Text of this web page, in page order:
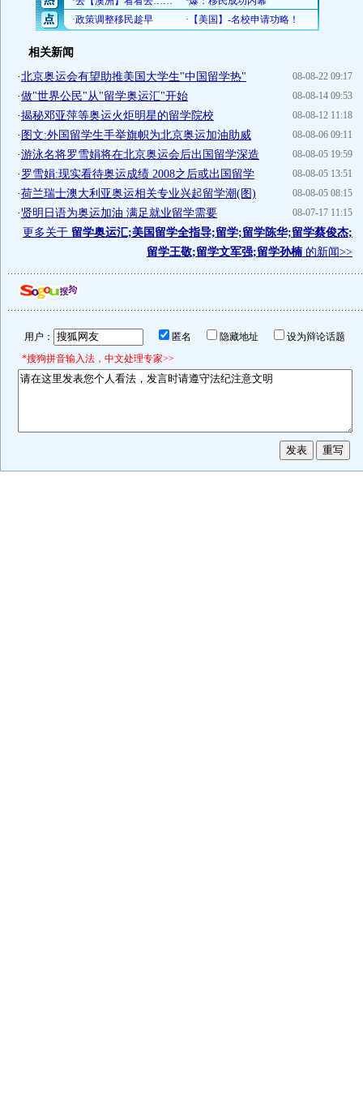
相关新闻
08-08-22 09:17
·北京奥运会有望助推美国大学生"中国留学热"
08-08-14 09:53
·做"世界公民"从"留学奥运汇"开始
08-08-12 11:18
·揭秘邓亚萍等奥运火炬明星的留学院校
08-08-06 09:11
·图文:外国留学生手举旗帜为北京奥运加油助威
08-08-05 19:59
·游泳名将罗雪娟将在北京奥运会后出国留学深造
08-08-05 13:51
·罗雪娟:现实看待奥运成绩 2008之后或出国留学
08-08-05 08:15
·荷兰瑞士澳大利亚奥运相关专业兴起留学潮(图)
08-07-17 11:15
·贤明日语为奥运加油 满足就业留学需要
更多关于 留学奥运汇;美国留学全指导;留学;留学陈华;留学蔡俊杰;
留学王敬;留学文军强;留学孙楠的新闻>>
用户： 匿名 隐藏地址
设为辩论话题
*搜狗拼音输入法，中文处理专家>>